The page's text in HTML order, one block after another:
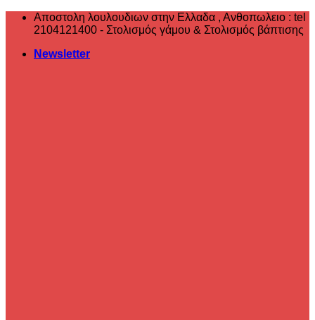
ΜετάβασηΑποστολη λουλουδιων στην Ελλαδα , ‎Ανθοπωλειο : tel
2104121400 - Στολισμός γάμου & Στολισμός βάπτισης
Newsletter